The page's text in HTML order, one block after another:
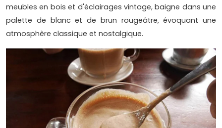
meubles en bois et d'éclairages vintage, baigne dans une
palette de blanc et de brun rougeâtre, évoquant une
atmosphère classique et nostalgique.